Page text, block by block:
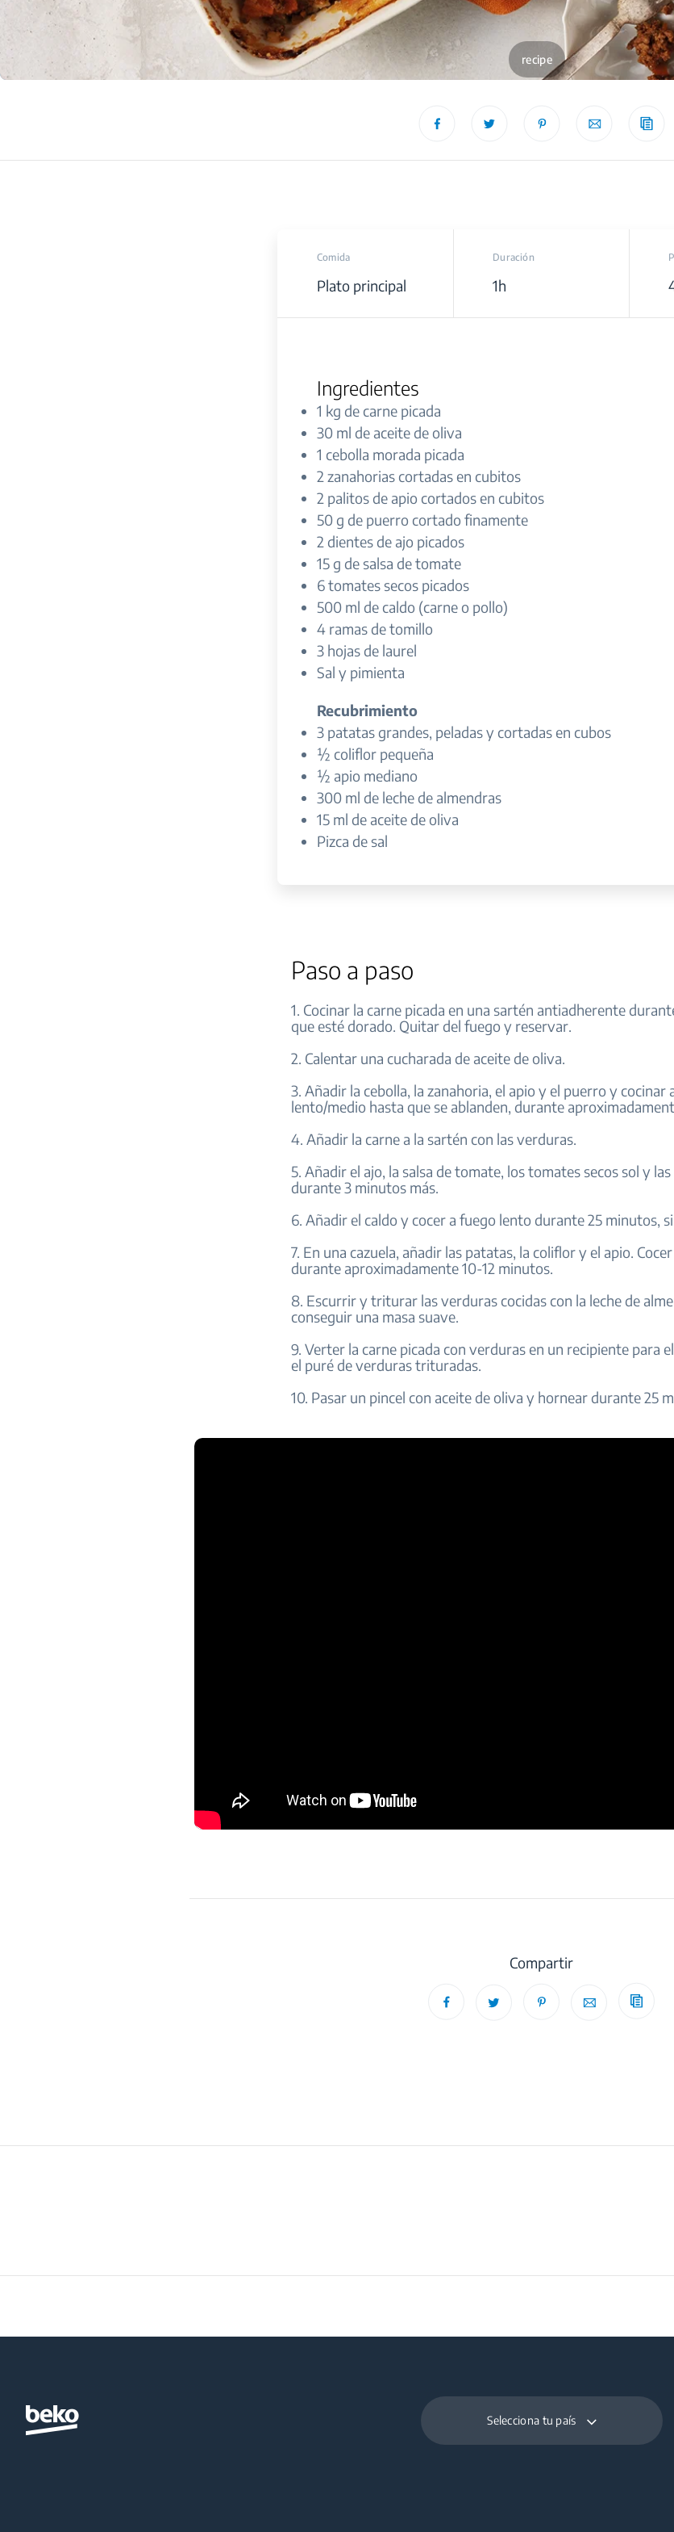
recipe
Comida
Plato principal
Duración
1h
Ingredientes
1 kg de carne picada
30 ml de aceite de oliva
1 cebolla morada picada
2 zanahorias cortadas en cubitos
2 palitos de apio cortados en cubitos
50 g de puerro cortado finamente
2 dientes de ajo picados
15 g de salsa de tomate
6 tomates secos picados
500 ml de caldo (carne o pollo)
4 ramas de tomillo
3 hojas de laurel
Sal y pimienta
Recubrimiento
3 patatas grandes, peladas y cortadas en cubos
½ coliflor pequeña
½ apio mediano
300 ml de leche de almendras
15 ml de aceite de oliva
Pizca de sal
Paso a paso
1. Cocinar la carne picada en una sartén antiadherente
que esté dorado. Quitar del fuego y reservar.
2. Calentar una cucharada de aceite de oliva.
3. Añadir la cebolla, la zanahoria, el apio y el puerro y cocinar
lento/medio hasta que se ablanden, durante
4. Añadir la carne a la sartén con las verduras.
5. Añadir el ajo, la salsa de tomate, los tomates secos sol y
durante 3 minutos más.
6. Añadir el caldo y cocer a fuego lento durante 25 minutos,
7. En una cazuela, añadir las patatas, la coliflor y el apio.
durante aproximadamente 10-12 minutos.
8. Escurrir y triturar las verduras cocidas con la leche de
conseguir una masa suave.
9. Verter la carne picada con verduras en un recipiente para
el puré de verduras trituradas.
10. Pasar un pincel con aceite de oliva y hornear durante 25
Compartir
Selecciona tu país